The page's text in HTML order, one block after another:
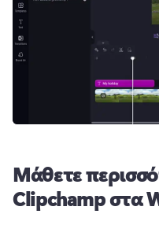
Μάθετε
Clipchamp στα